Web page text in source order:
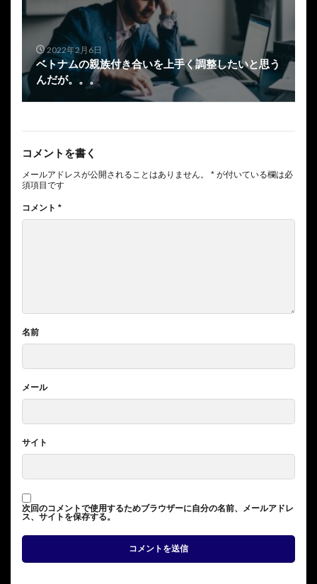
2022年2月6日
ベトナムの親族付き合いを上手く調整したいと思う
んだが。。。
コメントを書く
メールアドレスが公開されることはありません。 * が付いている欄は必
須項目です
コメント *
名前
メール
サイト
次回のコメントで使用するためブラウザーに自分の名前、メールアドレ
ス、サイトを保存する。